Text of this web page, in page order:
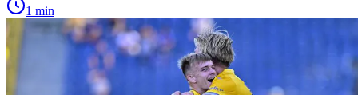
1 min